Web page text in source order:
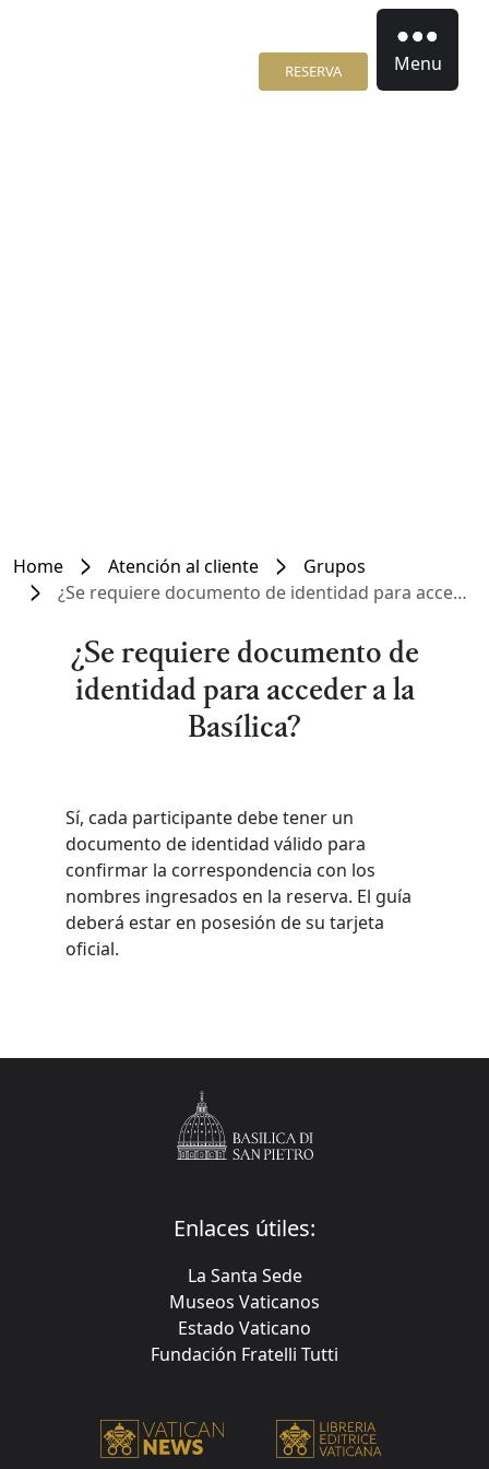
RESERVA Menu
Home Atención al cliente
Grupos
¿Se requiere documento de identidad para acceder a la Basílica?
¿Se requiere documento de
identidad para acceder a la
Basílica?
Sí, cada participante debe tener un
documento de identidad válido para
confirmar la correspondencia con los
nombres ingresados en la reserva. El guía
deberá estar en posesión de su tarjeta
oficial.
Enlaces útiles:
La Santa Sede
Museos Vaticanos
Estado Vaticano
Fundación Fratelli Tutti